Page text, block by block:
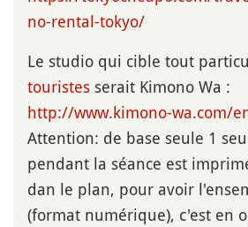
no-rental-tokyo/
Le studio qui cible tout
touristes serait Kimono Wa :
http://www.kimono-wa.com/
Attention: de base seule 1
pendant la séance est
dan le plan, pour avoir
(format numérique), c'est en